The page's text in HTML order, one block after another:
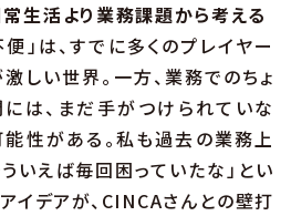
生活より業務課題から考える
」は、すでに多くのプレイヤー
しい世界。一方、業務でのちょ
は、まだ手がつけられていな
性がある。私も過去の業務上
いえば毎回困っていたな」とい
イデアが、CINCAさんとの壁打